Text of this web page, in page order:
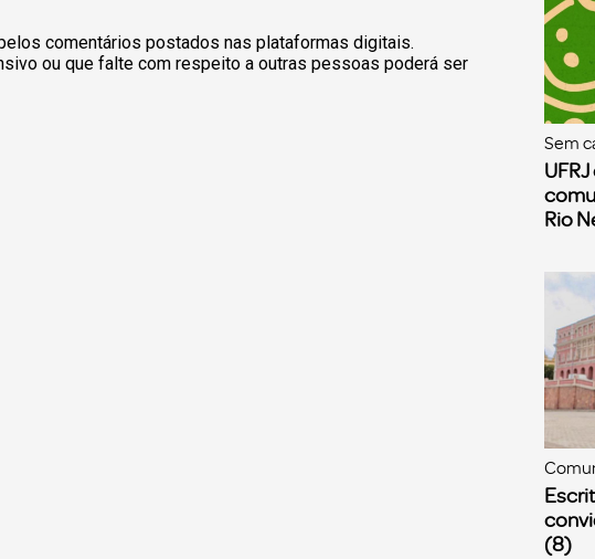
comentários postados nas plataformas digitais.
ou que falte com respeito a outras pessoas poderá ser
Sem
Rio
(8)